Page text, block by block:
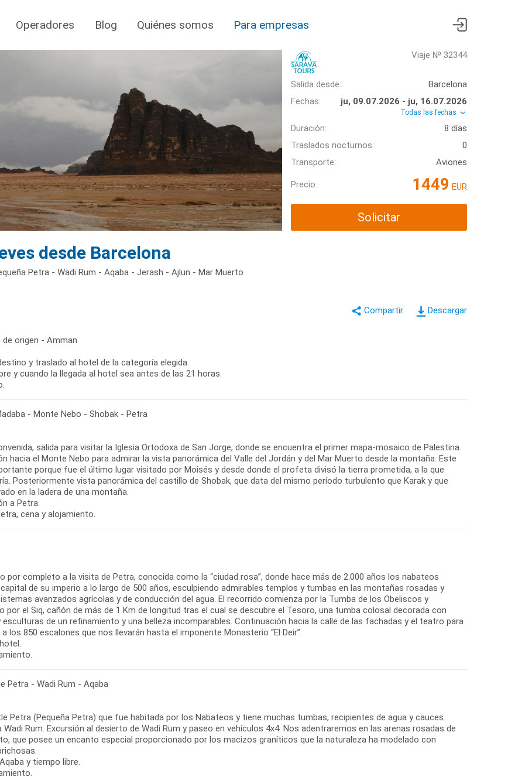
Operadores Blog Quiénes somos Para empresas
Viaje № 32344
Salida desde:
Barcelona
Fechas:
ju, 09.07.2026 - ju, 16.07.2026
Todas las fechas
Duración:
8 días
Traslados nocturnos:
0
Transporte:
Aviones
Precio: 1449 EUR
Solicitar
desde Barcelona
Petra - Wadi Rum - Aqaba - Jerash - Ajlun - Mar Muerto
Descargar
origen - Amman
y traslado al hotel de la categoría elegida.
y cuando la llegada al hotel sea antes de las 21 horas.
- Monte Nebo - Shobak - Petra
salida para visitar la Iglesia Ortodoxa de San Jorge, donde se encuentra el primer mapa-mosaico de Palestina.
hacia el Monte Nebo para admirar la vista panorámica del Valle del Jordán y del Mar Muerto desde la montaña. Este
porque fue el último lugar visitado por Moisés y desde donde el profeta divisó la tierra prometida, a la que
Posteriormente vista panorámica del castillo de Shobak, que data del mismo período turbulento que Karak y que
en la ladera de una montaña.
a Petra.
cena y alojamiento.
por completo a la visita de Petra, conocida como la “ciudad rosa”, donde hace más de 2.000 años los nabateos
de su imperio a lo largo de 500 años, esculpiendo admirables templos y tumbas en las montañas rosadas y
avanzados agrícolas y de conducción del agua. El recorrido comienza por la Tumba de los Obeliscos y
por el Siq, cañón de más de 1 Km de longitud tras el cual se descubre el Tesoro, una tumba colosal decorada con
esculturas de un refinamiento y una belleza incomparables. Continuación hacia la calle de las fachadas y el teatro para
los 850 escalones que nos llevarán hasta el imponente Monasterio “El Deir”.
Petra - Wadi Rum - Aqaba
Petra (Pequeña Petra) que fue habitada por los Nabateos y tiene muchas tumbas, recipientes de agua y cauces.
Wadi Rum. Excursión al desierto de Wadi Rum y paseo en vehículos 4x4. Nos adentraremos en las arenas rosadas de
que posee un encanto especial proporcionado por los macizos graníticos que la naturaleza ha modelado con
y tiempo libre.